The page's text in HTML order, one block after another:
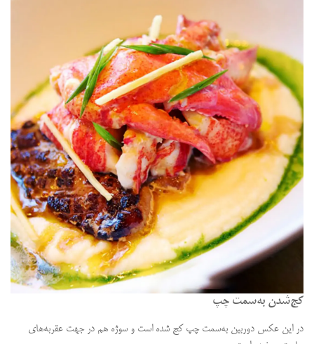
کج‌شدن به‌سمت چپ
در این عکس دوربین به‌سمت چپ کج شده است و سوژه هم در جهت عقربه‌های